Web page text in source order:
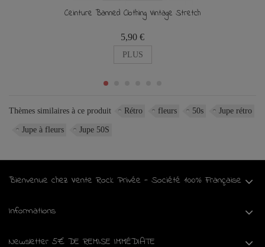
Ceinture Banned Clothing Vintage Stretch
5,90 €
PLUS
Thèmes similaires à ce produit Rétro fleurs 50s Jupe rétro
Jupe à fleurs Jupe 50S
Bienvenue chez Vente Rock Privée - Société 100% Française
Informations
Newsletter 5€ DE REMISE IMMÉDIATE